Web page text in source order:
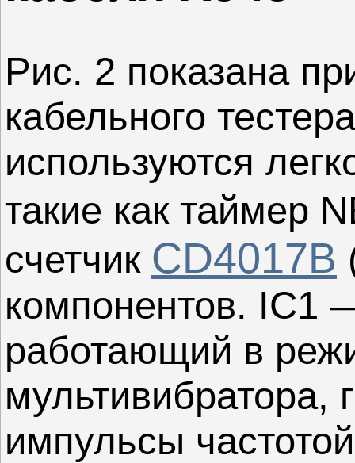
Рис. 2 показана
кабельного
используются
такие как таймер
счетчик CD4017B
компонентов. IC1
работающий в
импульсы